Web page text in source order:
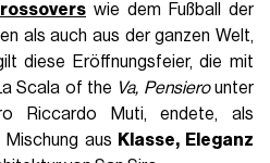
wie dem Fußball der
als auch aus der ganzen Welt,
diese Eröffnungsfeier, die mit
Scala of the Va, Pensierounter
Riccardo Muti, endete, als
aus Klasse, Eleganz